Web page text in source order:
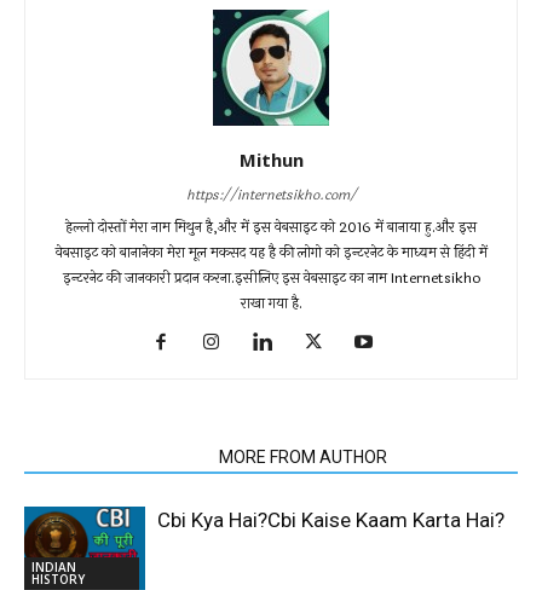
Mithun
https://internetsikho.com/
हेल्लो दोस्तों मेरा नाम मिथुन है,और में इस वेबसाइट को 2016 में बानाया हु.और इस
वेबसाइट को बानानेका मेरा मूल मकसद यह है की लोगो को इन्टरनेट के माध्यम से हिंदी में
इन्टरनेट की जानकारी प्रदान करना.इसीलिए इस वेबसाइट का नाम Internetsikho
राखा गया है.
MORE FROM AUTHOR
INDIAN
HISTORY
Cbi Kya Hai?Cbi Kaise Kaam Karta Hai?